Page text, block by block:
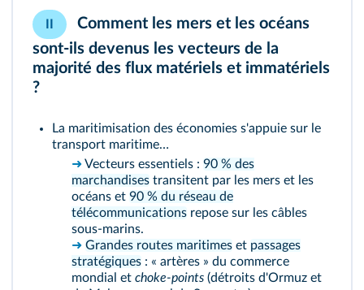
Comment les mers et les océans
sont-ils devenus les vecteurs de la
majorité des flux matériels et immatériels
?
La maritimisation des économies s'appuie sur le
transport maritime…
➜Vecteurs essentiels : 90 % des
marchandises transitent par les mers et les
océans et 90 % du réseau de
télécommunications repose sur les câbles
sous-marins.
➜ Grandes routes maritimes et passages
stratégiques : « artères » du commerce
mondial et choke-points (détroits d'Ormuz et